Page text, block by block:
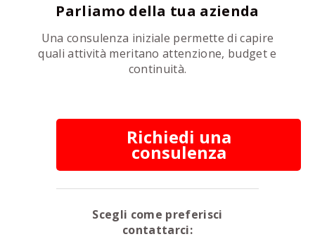
Parliamo della tua azienda
Una consulenza iniziale permette di capire
quali attività meritano attenzione, budget e
continuità.
Richiedi una
consulenza
Scegli come preferisci
contattarci: